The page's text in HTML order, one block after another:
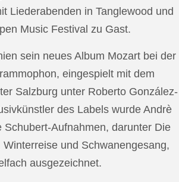
Liederabenden in Tanglewood und
Music Festival zu Gast.
sein neues Album Mozart bei der
eingespielt mit dem
Salzburg unter Roberto González-
des Labels wurde Andrè
Schubert-Aufnahmen, darunter Die
und Schwanengesang,
ausgezeichnet.